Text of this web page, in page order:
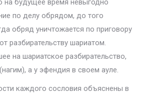
на будущее время невыгодно
по делу обрядом, до того
обряд уничтожается по приговору
разбирательству шариатом.
на шариатское разбирательство,
а у эфендия в своем ауле.
каждого сословия объяснены в